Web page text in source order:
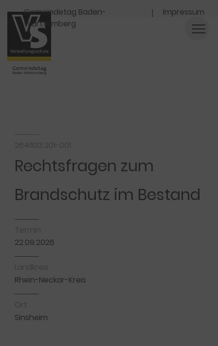
Navigation
Gemeindetag Baden-
Württemberg
Impressum
Rechtsfragen zum
Brandschutz im Bestand
22.09.2026
Rhein-Neckar-Kreis
Sinsheim